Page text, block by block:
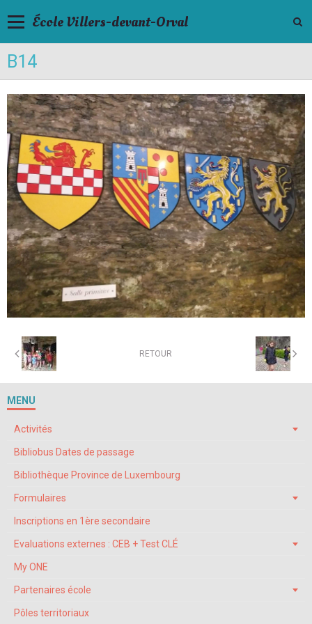
École Villers-devant-Orval
B14
RETOUR
MENU
Activités
Bibliobus Dates de passage
Bibliothèque Province de Luxembourg
Formulaires
Inscriptions en 1ère secondaire
Evaluations externes : CEB + Test CLÉ
My ONE
Partenaires école
Pôles territoriaux